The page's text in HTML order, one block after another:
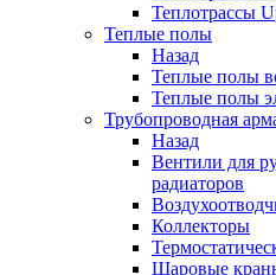
Теплотрассы
Теплые полы
Назад
Теплые полы
Теплые полы
Трубопроводная
Назад
Вентили для
радиаторов
Коллекторы
Шаровые